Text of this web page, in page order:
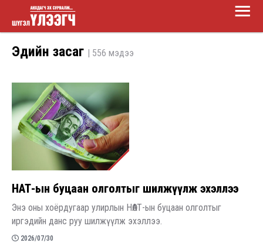
Skip
to
main
Шүгэл
үлээгч
Main
Menu
Эдийн засаг | 556 мэдээ
НӨАТ-ын буцаан олголтыг шилжүүлж эхэллээ
Энэ оны хоёрдугаар улирлын НӨАТ-ын буцаан олголтыг
иргэдийн данс руу шилжүүлж эхэллээ.
2026/07/30